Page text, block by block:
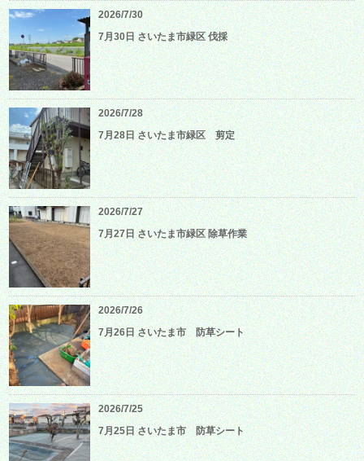
2026/7/30
7月30日 さいたま市緑区 伐採
2026/7/28
7月28日 さいたま市緑区 剪定
2026/7/27
7月27日 さいたま市緑区 除草作業
2026/7/26
7月26日 さいたま市 防草シート
2026/7/25
7月25日 さいたま市 防草シート